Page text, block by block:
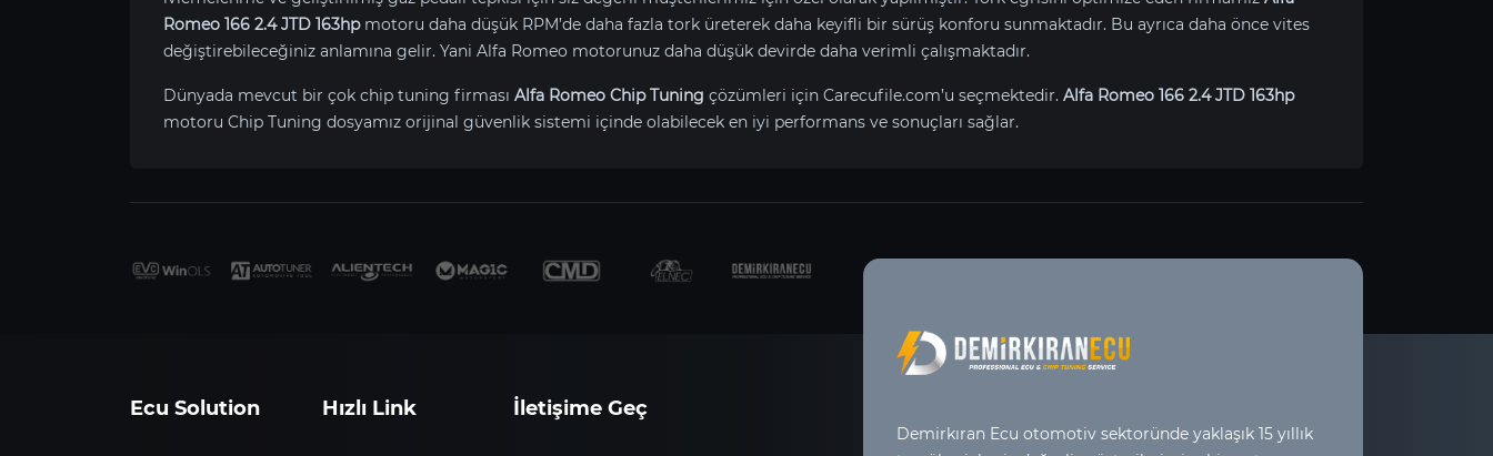
Romeo 166 2.4 JTD 163hpmotoru daha düşük RPM’de daha fazla tork üreterek daha keyifli bir sürüş konforu sunmaktadır. Bu ayrıca daha önce vites
değiştirebileceğiniz anlamına gelir. Yani Alfa Romeo motorunuz daha düşük devirde daha verimli çalışmaktadır.
Dünyada mevcut bir çok chip tuning firması Alfa Romeo Chip Tuning çözümleri için Carecufile.com’u seçmektedir. Alfa Romeo 166 2.4 JTD 163hp
motoru Chip Tuning dosyamız orijinal güvenlik sistemi içinde olabilecek en iyi performans ve sonuçları sağlar.
Ecu Solution Hızlı Link İletişime Geç
Demirkıran Ecu otomotiv sektoründe yaklaşık 15 yıllık